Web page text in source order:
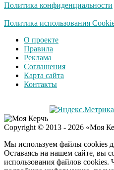
Политика конфиденциальности
Политика использования
О проекте
Правила
Реклама
Соглашения
Карта сайта
Контакты
Copyright © 2013 - 2026 «Моя
Мы используем файлы cookies
Оставаясь на нашем сайте, вы
использования файлов cookies.